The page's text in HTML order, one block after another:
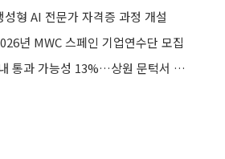
형 AI 전문가 자격증 과정 개설
년 MWC 스페인 기업연수단 모집
美 클래리티 법안 연내 통과 가능성 13%…상원 문턱서 제동